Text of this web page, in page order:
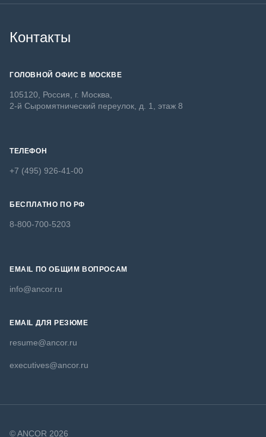
Контакты
ГОЛОВНОЙ ОФИС В МОСКВЕ
105120, Россия, г. Москва,
2-й Сыромятнический переулок, д. 1, этаж 8
ТЕЛЕФОН
+7 (495) 926-41-00
БЕСПЛАТНО ПО РФ
8-800-700-5203
EMAIL ПО ОБЩИМ ВОПРОСАМ
info@ancor.ru
EMAIL ДЛЯ РЕЗЮМЕ
resume@ancor.ru
executives@ancor.ru
© ANCOR 2026